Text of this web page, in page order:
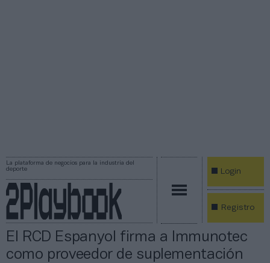
La plataforma de negocios para la industria del
deporte
Login
Registro
El RCD Espanyol firma a Immunotec
como proveedor de suplementación